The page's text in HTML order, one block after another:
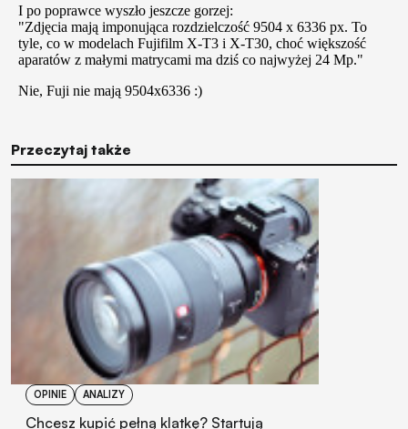
Przeczytaj także
OPINIE ANALIZY
Chcesz kupić pełną klatkę? Startują